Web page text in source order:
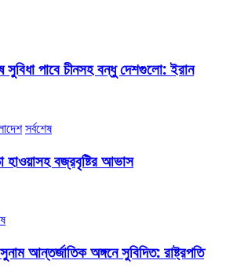
সুবিধা পাবে চীনসহ বন্ধু দেশগুলো: ইরান
সর্বশেষ
বজ্রবৃষ্টির আভাস
সুনাম আন্তর্জাতিক অঙ্গনে সুবিদিত: রাষ্ট্রপতি